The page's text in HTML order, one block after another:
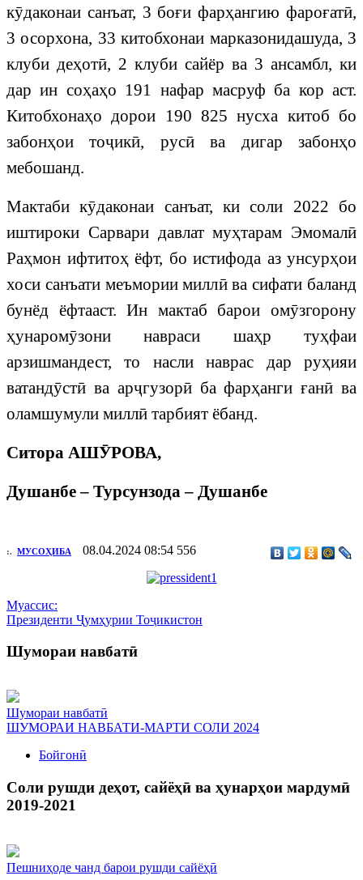
кӯдаконаи санъат, 3 боғи фарҳангию фароғатӣ,
3 осорхона, 33 китобхонаи марказонидашуда, 3
клуби деҳотӣ, 2 клуби сайёр ва 3 ансамбл, ки
дар ин соҳаҳо 191 нафар масруф ба кор аст.
Китобхонаҳо дорои 190 825 нусха китоб бо
забонҳои тоҷикӣ, русӣ ва дигар забонҳо
мебошанд.
Мактаби кӯдаконаи санъат, ки соли 2022 бо
иштироки Сарвари давлат муҳтарам Эмомалӣ
Раҳмон ифтитоҳ ёфт, бо истифода аз унсурҳои
хоси санъати меъмории миллӣ ва сифати баланд
бунёд ёфтааст. Ин мактаб барои омӯзгорону
ҳунаромӯзони навраси шаҳр туҳфаи
арзишмандест, то насли наврас дар руҳияи
ватандӯстӣ ва арҷгузорӣ ба фарҳанги ғанӣ ва
оламшумули миллӣ тарбият ёбанд.
Ситора АШӮРОВА,
Душанбе – Турсунзода – Душанбе
:. МУСОҲИБА 08.04.2024 08:54 556
Муассис:
Президенти Ҷумҳурии Тоҷикистон
Шумораи навбатӣ
Шумораи навбатӣ
ШУМОРАИ НАВБАТИ-МАРТИ СОЛИ 2024
Бойгонӣ
Соли рушди деҳот, сайёҳӣ ва ҳунарҳои мардумӣ
2019-2021
Пешниҳоде чанд барои рушди сайёҳӣ